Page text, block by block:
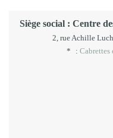
Siège social : Centre
2, rue Achille
*
: Cabrettes